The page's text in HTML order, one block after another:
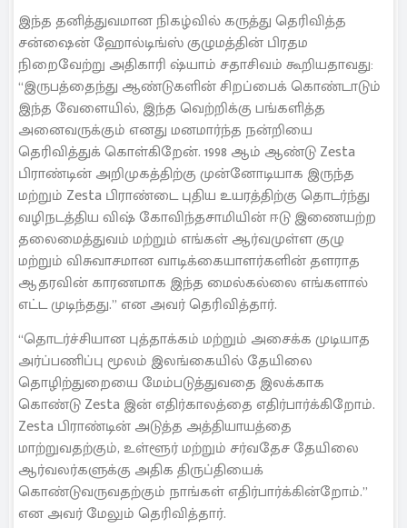
இந்த தனித்துவமான நிகழ்வில் கருத்து தெரிவித்த
சன்ஷைன் ஹோல்டிங்ஸ் குழுமத்தின் பிரதம
நிறைவேற்று அதிகாரி ஷ்யாம் சதாசிவம் கூறியதாவது:
“இருபத்தைந்து ஆண்டுகளின் சிறப்பைக் கொண்டாடும்
இந்த வேளையில், இந்த வெற்றிக்கு பங்களித்த
அனைவருக்கும் எனது மனமார்ந்த நன்றியை
தெரிவித்துக் கொள்கிறேன். 1998 ஆம் ஆண்டு Zesta
பிராண்டின் அறிமுகத்திற்கு முன்னோடியாக இருந்த
மற்றும் Zesta பிராண்டை புதிய உயரத்திற்கு தொடர்ந்து
வழிநடத்திய விஷ் கோவிந்தசாமியின் ஈடு இணையற்ற
தலைமைத்துவம் மற்றும் எங்கள் ஆர்வமுள்ள குழு
மற்றும் விசுவாசமான வாடிக்கையாளர்களின் தளராத
ஆதரவின் காரணமாக இந்த மைல்கல்லை எங்களால்
எட்ட முடிந்தது.” என அவர் தெரிவித்தார்.
“தொடர்ச்சியான புத்தாக்கம் மற்றும் அசைக்க முடியாத
அர்ப்பணிப்பு மூலம் இலங்கையில் தேயிலை
தொழிற்துறையை மேம்படுத்துவதை இலக்காக
கொண்டு Zesta இன் எதிர்காலத்தை எதிர்பார்க்கிறோம்.
Zesta பிராண்டின் அடுத்த அத்தியாயத்தை
மாற்றுவதற்கும், உள்ளூர் மற்றும் சர்வதேச தேயிலை
ஆர்வலர்களுக்கு அதிக திருப்தியைக்
கொண்டுவருவதற்கும் நாங்கள் எதிர்பார்க்கின்றோம்.”
என அவர் மேலும் தெரிவித்தார்.